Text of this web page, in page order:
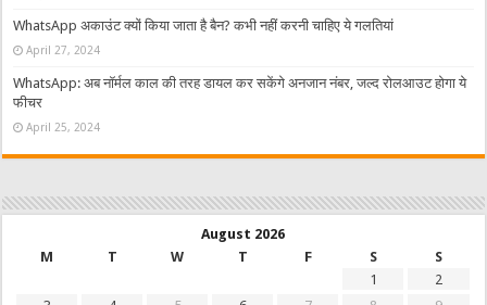
WhatsApp अकाउंट क्यों किया जाता है बैन? कभी नहीं करनी चाहिए ये गलतियां
April 27, 2024
WhatsApp: अब नॉर्मल काल की तरह डायल कर सकेंगे अनजान नंबर, जल्द रोलआउट होगा ये
फीचर
April 25, 2024
August 2026
M
T W T F S
S
1
2